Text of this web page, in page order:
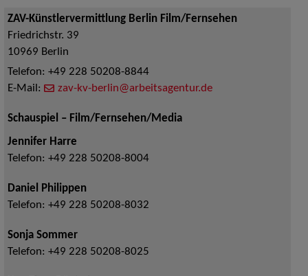
ZAV-Künstlervermittlung Berlin Film/Fernsehen
Friedrichstr. 39
10969 Berlin
Telefon: +49 228 50208-8844
E-Mail:
zav-kv-berlin@arbeitsagentur.de
Schauspiel – Film/Fernsehen/Media
Jennifer Harre
Telefon: +49 228 50208-8004
Daniel Philippen
Telefon: +49 228 50208-8032
Sonja Sommer
Telefon: +49 228 50208-8025